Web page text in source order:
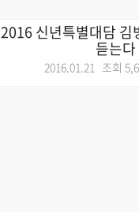
2016 신년특별대담 김
듣는다
2016.01.21 조회